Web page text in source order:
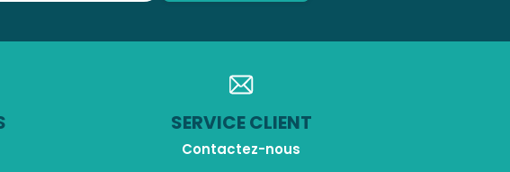
SERVICE CLIENT
Contactez-nous